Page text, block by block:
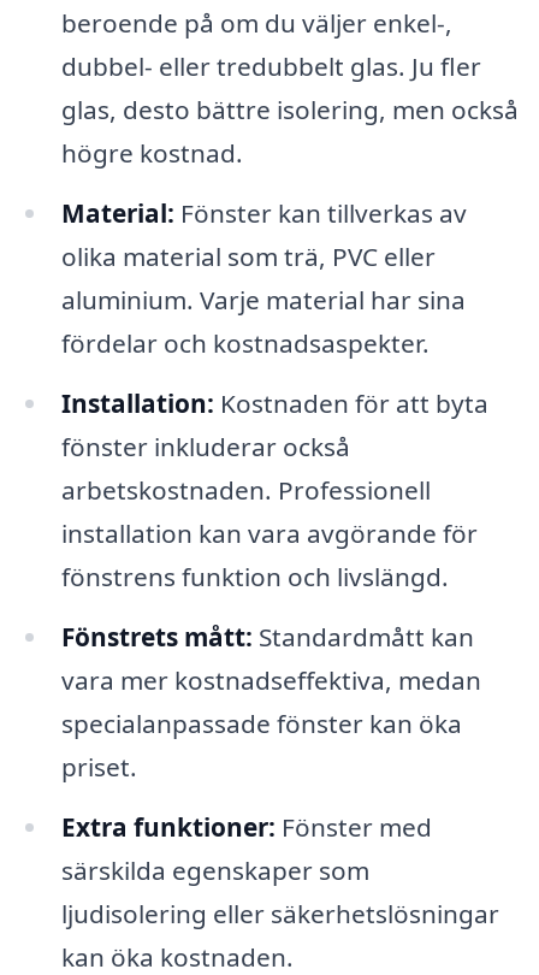
beroende på om du väljer enkel-,
dubbel- eller tredubbelt glas. Ju fler
glas, desto bättre isolering, men också
högre kostnad.
Material: Fönster kan tillverkas av
olika material som trä, PVC eller
aluminium. Varje material har sina
fördelar och kostnadsaspekter.
Installation: Kostnaden för att byta
fönster inkluderar också
arbetskostnaden. Professionell
installation kan vara avgörande för
fönstrens funktion och livslängd.
Fönstrets mått: Standardmått kan
vara mer kostnadseffektiva, medan
specialanpassade fönster kan öka
priset.
Extra funktioner: Fönster med
särskilda egenskaper som
ljudisolering eller säkerhetslösningar
kan öka kostnaden.